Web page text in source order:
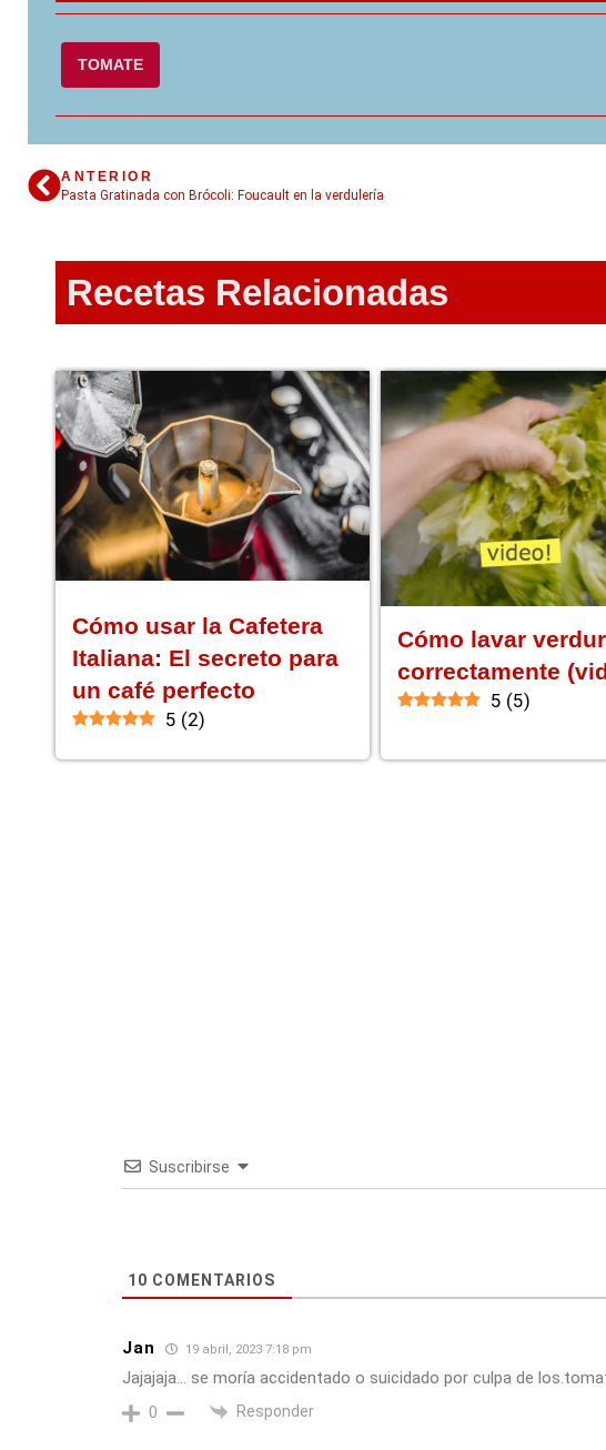
TOMATE
ANTERIOR
Pasta Gratinada con Brócoli: Foucault en la verdulería
Recetas Relacionadas
Cómo usar la Cafetera
Italiana: El secreto para
un café perfecto
5 (2)
Cómo lavar
correctamente
5 (5)
Suscribirse
10 COMENTARIOS
Jan 19 abril, 2023 7:18 pm
Jajajaja… se moría accidentado o suicidado por culpa de
0 Responder